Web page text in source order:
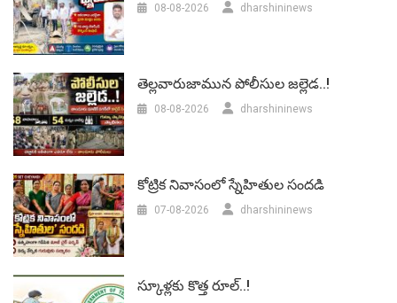
08-08-2026 dharshininews
తెల్లవారుజామున పోలీసుల జల్లెడ..!
08-08-2026 dharshininews
కోట్రిక నివాసంలో స్నేహితుల సందడి
07-08-2026 dharshininews
స్కూళ్లకు కొత్త రూల్..!